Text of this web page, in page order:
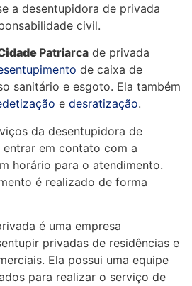
a desentupidora de privada
civil.
Patriarca de privada
de caixa de
sanitário e esgoto. Ela também
e desratização.
da desentupidora de
entrar em contato com a
horário para o atendimento.
é realizado de forma
é uma empresa
privadas de residências e
Ela possui uma equipe
para realizar o serviço de